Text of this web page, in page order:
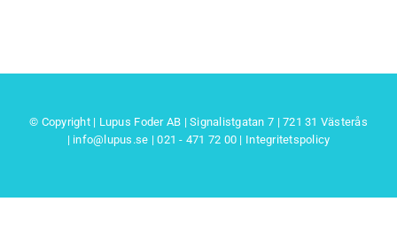
© Copyright | Lupus Foder AB | Signalistgatan 7 | 721 31 Västerås
| info@lupus.se | 021 - 471 72 00 | Integritetspolicy